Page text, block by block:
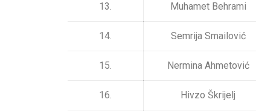
13. Muhamet Behrami
14. Semrija Smailović
15. Nermina Ahmetović
16. Hivzo Škrijelj